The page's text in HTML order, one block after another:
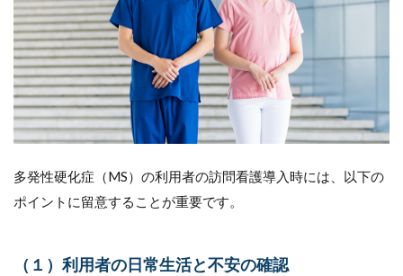
多発性硬化症（MS）の利用者の訪問看護導入時には、以下の
ポイントに留意することが重要です。
（１）利用者の日常生活と不安の確認